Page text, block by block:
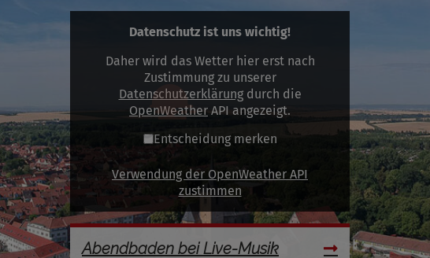
Datenschutz ist uns wichtig!
Daher wird das Wetter hier erst nach
Zustimmung zu unserer
Datenschutzerklärungdurch die
OpenWeather API angezeigt.
Entscheidung merken
Verwendung der OpenWeather API
zustimmen
Abendbaden bei Live-Musik